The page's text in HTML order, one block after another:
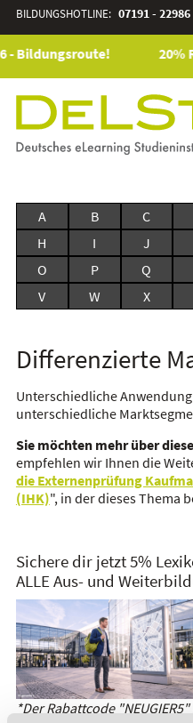
BILDUNGSHOTLINE: 07191 - 22986
- Bildungsroute! 20%
A B C
H
I J
O
P Q
V
W X
Differenzierte
Unterschiedliche
unterschiedliche
Sie möchten mehr über
empfehlen wir Ihnen die
die Externenprüfung
(IHK)", in der dieses Thema
Sichere dir jetzt 5%
ALLE Aus- und
*Der Rabattcode